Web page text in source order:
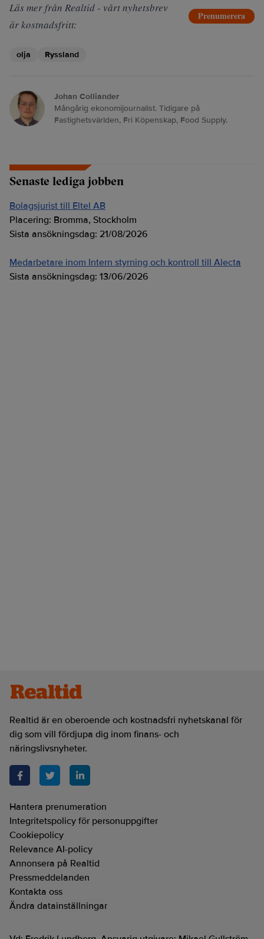
Läs mer från Realtid - vårt nyhetsbrev
är kostnadsfritt:
Prenumerera
olja Ryssland
Johan Colliander
Mångårig ekonomijournalist. Tidigare på
Fastighetsvärlden, Fri Köpenskap, Food Supply.
Senaste lediga jobben
Bolagsjurist till Eltel AB
Placering: Bromma, Stockholm
Sista ansökningsdag: 21/08/2026
Medarbetare inom Intern styrning och kontroll till Alecta
Sista ansökningsdag: 13/06/2026
Realtid är en oberoende och kostnadsfri nyhetskanal för
dig som vill fördjupa dig inom finans- och
näringslivsnyheter.
Hantera prenumeration
Integritetspolicy för personuppgifter
Cookiepolicy
Relevance AI-policy
Annonsera på Realtid
Pressmeddelanden
Kontakta oss
Ändra datainställningar